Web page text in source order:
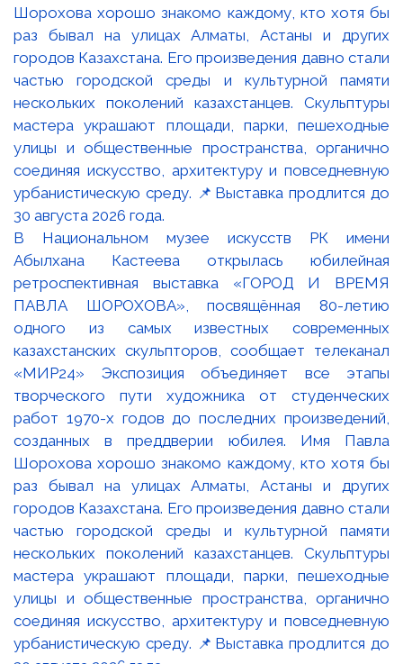
В Национальном музее искусств РК имени
Абылхана Кастеева открылась юбилейная
ретроспективная выставка «ГОРОД И ВРЕМЯ
ПАВЛА ШОРОХОВА», посвящённая 80-летию
одного из самых известных современных
казахстанских скульпторов, сообщает телеканал
«МИР24» Экспозиция объединяет все этапы
творческого пути художника от студенческих
работ 1970-х годов до последних произведений,
созданных в преддверии юбилея. Имя Павла
Шорохова хорошо знакомо каждому, кто хотя бы
раз бывал на улицах Алматы, Астаны и других
городов Казахстана. Его произведения давно стали
частью городской среды и культурной памяти
нескольких поколений казахстанцев. Скульптуры
мастера украшают площади, парки, пешеходные
улицы и общественные пространства, органично
соединяя искусство, архитектуру и повседневную
урбанистическую среду. 📌Выставка продлится до